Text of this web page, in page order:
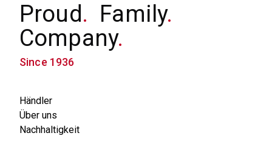
Proud. Family.
Company.
Since 1936
Händler
Über uns
Nachhaltigkeit